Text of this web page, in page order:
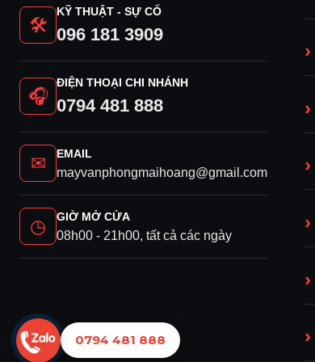
lên đến 50trang/phút
là giải pháp số
cho công ty cần khối lượng in hàng
🛠
KỸ THUẬT - SỰ CỐ
096 181 3909
🎧
ĐIỆN THOẠI CHI NHÁNH
0794 481 888
✉ EMAIL
mayvanphongmaihoang@gmail.com
◷ GIỜ MỞ CỬA
08h00 - 21h00, tất cả các ngày
0794 481 888